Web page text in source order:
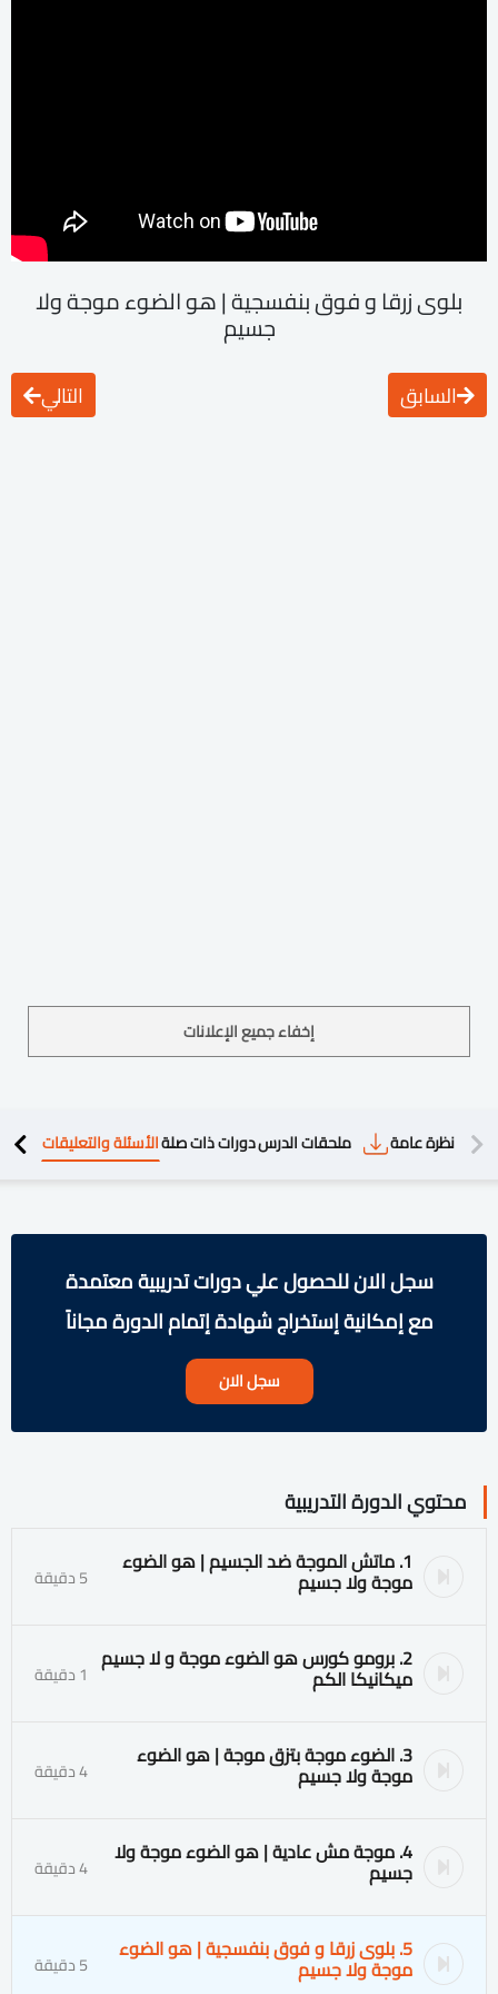
بلوى زرقا و فوق بنفسجية | هو الضوء موجة ولا
جسيم
السابق التالي
إخفاء جميع الإعلانات
نظرة عامة ملحقات الدرسدورات ذات صلةالأسئلة والتعليقات
سجل الان للحصول علي دورات تدريبية معتمدة
مع إمكانية إستخراج شهادة إتمام الدورة مجاناً
سجل الان
محتوي الدورة التدريبية
1. ماتش الموجة ضد الجسيم | هو الضوء
موجة ولا جسيم 5 دقيقة
2. برومو كورس هو الضوء موجة و لا جسيم
ميكانيكا الكم 1 دقيقة
3. الضوء موجة بتزق موجة | هو الضوء
موجة ولا جسيم 4 دقيقة
4. موجة مش عادية | هو الضوء موجة ولا
جسيم 4 دقيقة
5. بلوى زرقا و فوق بنفسجية | هو الضوء
موجة ولا جسيم 5 دقيقة